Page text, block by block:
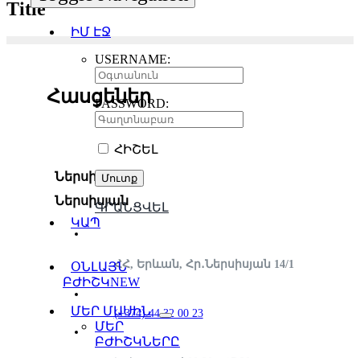
ԻՄ ԷՋ
USERNAME:
PASSWORD:
ՀԻՇԵԼ
ԳՐԱՆՑՎԵԼ
ԿԱՊ
ՕՆԼԱՅՆ
ԲԺԻՇԿNEW
ՄԵՐ ՄԱՍԻՆ
ՄԵՐ
ԲԺԻՇԿՆԵՐԸ
Title
Հասցեներ
Ներսիսյան
Ներսիսյան
ՀՀ, Երևան, Հր․Ներսիսյան 14/1
(+374) 44 32 00 23